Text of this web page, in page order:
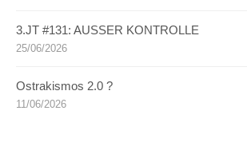
3.JT #131: AUSSER KONTROLLE
25/06/2026
Ostrakismos 2.0 ?
11/06/2026